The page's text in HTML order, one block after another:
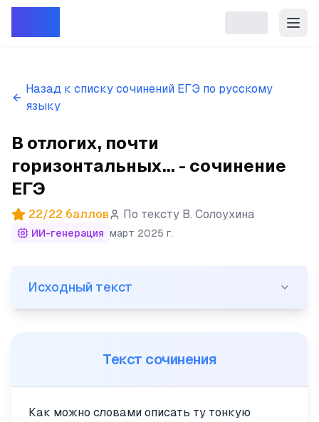
Назад к списку сочинений ЕГЭ по русскому
языку
В отлогих, почти
горизонтальных... - сочинение
ЕГЭ
22/22 баллов По тексту В. Солоухина
ИИ-генерация март 2025 г.
(1)В отлогих, почти горизонтальных лучах
Исходный текст
Текст сочинения
Как можно словами описать ту тонкую